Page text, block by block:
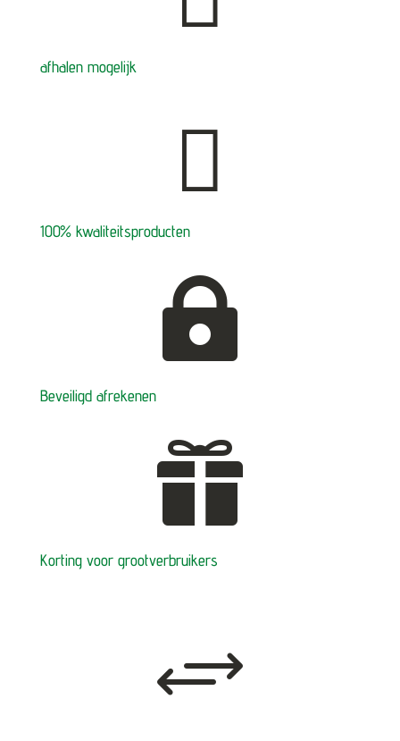
afhalen mogelijk

100% kwaliteitsproducten

Beveiligd afrekenen

Korting voor grootverbruikers
+